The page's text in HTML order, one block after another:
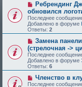
Ребрендинг
обновился
Последнее
Добавлено в форуме
Ответы: 2
Замена
(стрелочная ->
Последнее
Добавлено в форуме
Ответы: 6
Членство в
Последнее